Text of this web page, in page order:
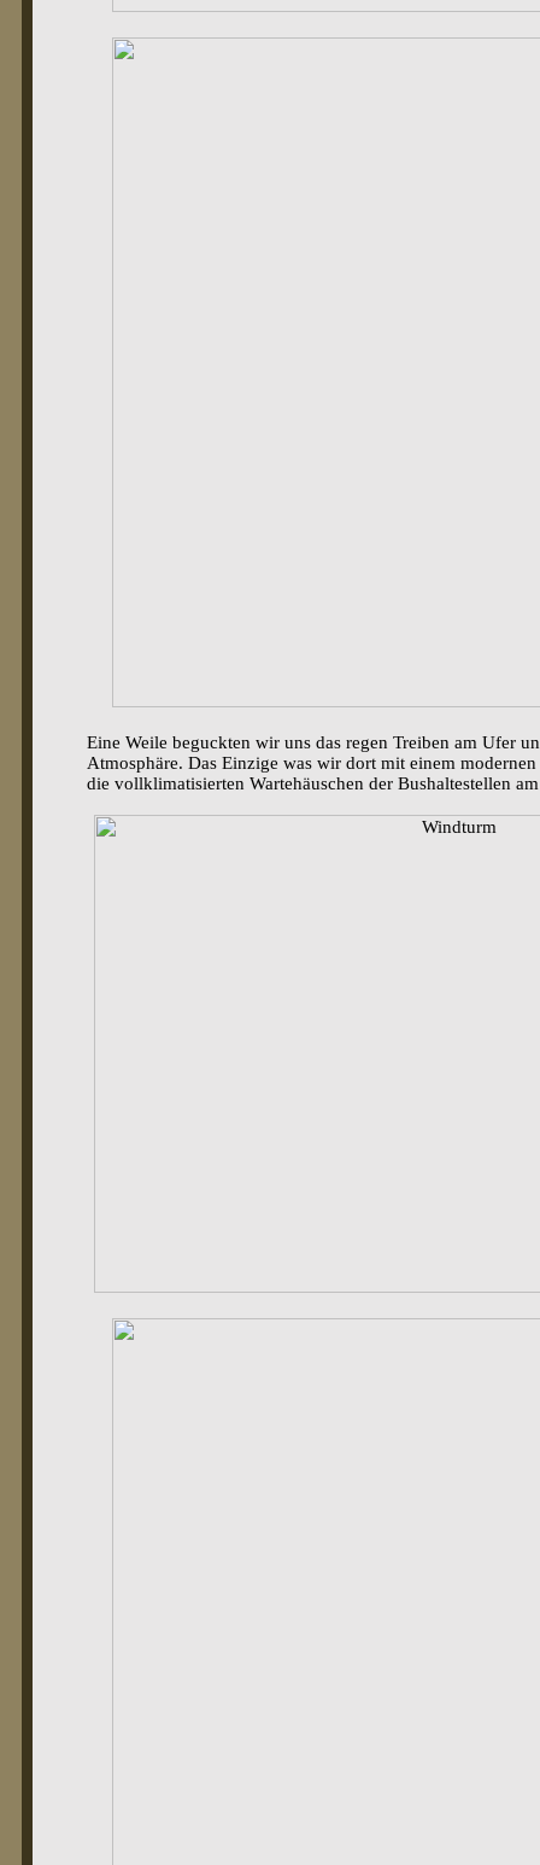
Eine Weile beguckten wir uns das regen Treiben am Ufer
Atmosphäre. Das Einzige was wir dort mit einem
die vollklimatisierten Wartehäuschen der Bushaltestellen